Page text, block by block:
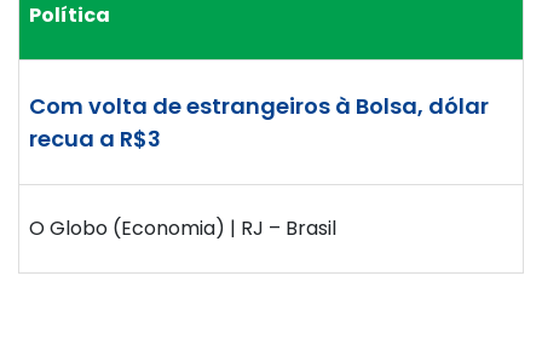
Política
Com volta de estrangeiros à Bolsa, dólar
recua a R$3
O Globo (Economia) | RJ – Brasil